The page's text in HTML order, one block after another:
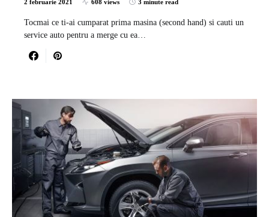
2 februarie 2021 608 views 3 minute read
Tocmai ce ti-ai cumparat prima masina (second hand) si cauti un
service auto pentru a merge cu ea…